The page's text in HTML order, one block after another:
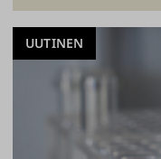
UUTINEN